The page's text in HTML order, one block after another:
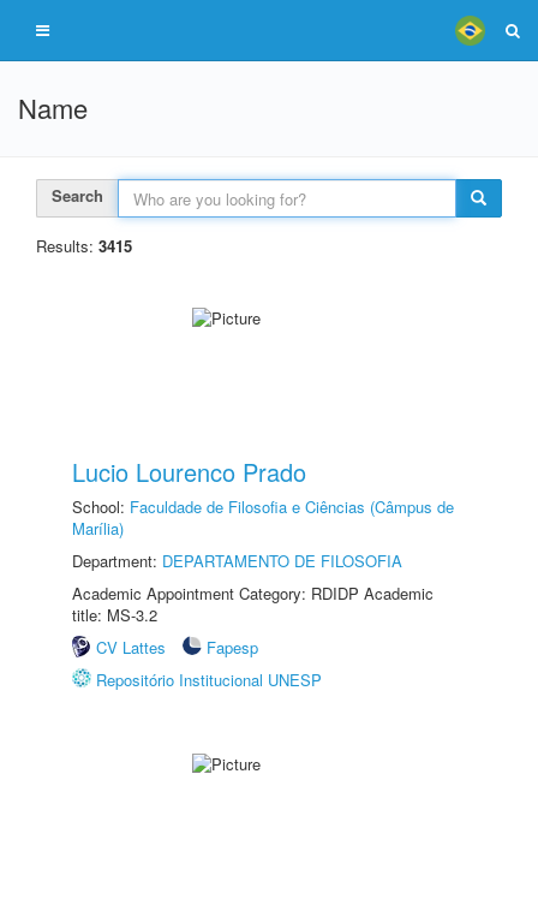
Name
Search
Results: 3415
Lucio Lourenco Prado
School: Faculdade de Filosofia e Ciências (Câmpus de
Marília)
Department: DEPARTAMENTO DE FILOSOFIA
Academic Appointment Category: RDIDP Academic
title: MS-3.2
CV Lattes
Fapesp
Repositório Institucional UNESP